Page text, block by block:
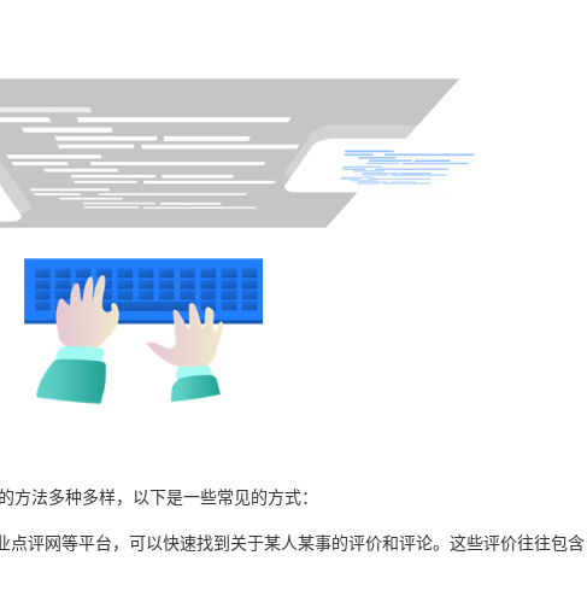
法多种多样，以下是一些常见的方式：
点评网等平台，可以快速找到关于某人某事的评价和评论。这些评价往往包含